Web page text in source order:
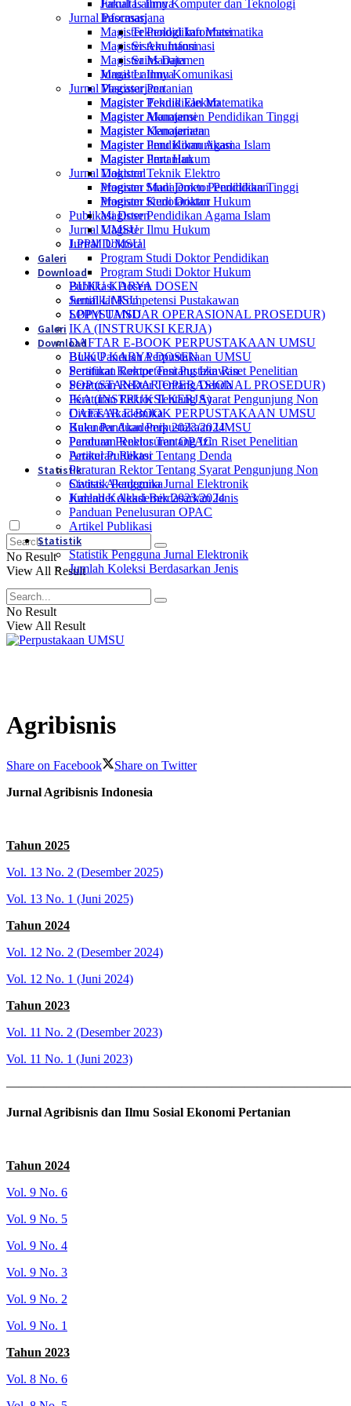
Jurnal Lainnya
Jurnal Pascasarjana
Magister Pendidikan Matematika
Magister Akuntansi
Magister Manajemen
Magister Ilmu Komunikasi
Magister Pertanian
Magister Teknik Elektro
Magister Manajemen Pendidikan Tinggi
Magister Kenotariatan
Magister Pendidikan Agama Islam
Magister Ilmu Hukum
Jurnal Doktoral
Program Studi Doktor Pendidikan
Program Studi Doktor Hukum
Publikasi Dosen
Jurnal UMSU
LPPM UMSU
Galeri
Download
BUKU KARYA DOSEN
Sertifikat Kompetensi Pustakawan
SOP (STANDAR OPERASIONAL PROSEDUR)
IKA (INSTRUKSI KERJA)
DAFTAR E-BOOK PERPUSTAKAAN UMSU
Buku Panduan Perpustakaan UMSU
Peraturan Rektor Tentang Izin Riset Penelitian
Peraturan Rektor Tentang Denda
Peraturan Rektor Tentang Syarat Pengunjung Non
Civitas Akademika
Kalender Akademik 2023/2024
Panduan Penelusuran OPAC
Artikel Publikasi
Statistik
Statistik Pengguna Jurnal Elektronik
Jumlah Koleksi Berdasarkan Jenis
No Result
View All Result
Fakultas Ilmu Komputer dan Teknologi
Informasi
Teknologi Informasi
Sistem Informasi
Sains Data
Jurnal Lainnya
Jurnal Pascasarjana
Magister Pendidikan Matematika
Magister Akuntansi
Magister Manajemen
Magister Ilmu Komunikasi
Magister Pertanian
Magister Teknik Elektro
Magister Manajemen Pendidikan Tinggi
Magister Kenotariatan
Magister Pendidikan Agama Islam
Magister Ilmu Hukum
Jurnal Doktoral
Program Studi Doktor Pendidikan
Program Studi Doktor Hukum
Publikasi Dosen
Jurnal UMSU
LPPM UMSU
Galeri
Download
BUKU KARYA DOSEN
Sertifikat Kompetensi Pustakawan
SOP (STANDAR OPERASIONAL PROSEDUR)
IKA (INSTRUKSI KERJA)
DAFTAR E-BOOK PERPUSTAKAAN UMSU
Buku Panduan Perpustakaan UMSU
Peraturan Rektor Tentang Izin Riset Penelitian
Peraturan Rektor Tentang Denda
Peraturan Rektor Tentang Syarat Pengunjung Non
Civitas Akademika
Kalender Akademik 2023/2024
Panduan Penelusuran OPAC
Artikel Publikasi
Statistik
Statistik Pengguna Jurnal Elektronik
Jumlah Koleksi Berdasarkan Jenis
No Result
View All Result
Agribisnis
Share on Facebook
Share on Twitter
Jurnal Agribisnis Indonesia
Tahun 2025
Vol. 13 No. 2 (Desember 2025)
Vol. 13 No. 1 (Juni 2025)
Tahun 2024
Vol. 12 No. 2 (Desember 2024)
Vol. 12 No. 1 (Juni 2024)
Tahun 2023
Vol. 11 No. 2 (Desember 2023)
Vol. 11 No. 1 (Juni 2023)
Jurnal Agribisnis dan Ilmu Sosial Ekonomi Pertanian
Tahun 2024
Vol. 9 No. 6
Vol. 9 No. 5
Vol. 9 No. 4
Vol. 9 No. 3
Vol. 9 No. 2
Vol. 9 No. 1
Tahun 2023
Vol. 8 No. 6